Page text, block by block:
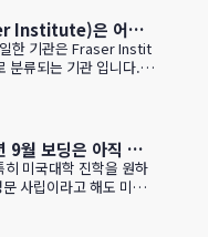
캐나다 BC주 초등,고등 랭킹(Fraser Institute)은 어떻게 만들어 지나 ?
한 기관은 Fraser Instit
분류되는 기관 입니다.
그러니까 표준 시험결
(Average exam mark)
이수 과목 수 (Courses
advancement rate)
학교 vs 시험 점수 차
성별 격차 지표 3개
밴쿠버 St. Georges School 25년 9월 보딩은 아직 자리가 있다고 하네요.
미국대학 진학을 원하
사립이라고 해도 미국
교가 하여간 학비+보딩